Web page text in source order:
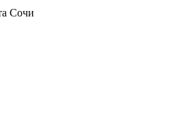
Сочи